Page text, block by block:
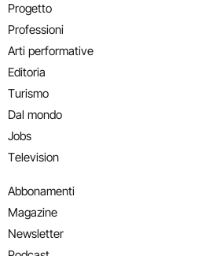
Progetto
Professioni
Arti performative
Editoria
Turismo
Dal mondo
Jobs
Television
Abbonamenti
Magazine
Newsletter